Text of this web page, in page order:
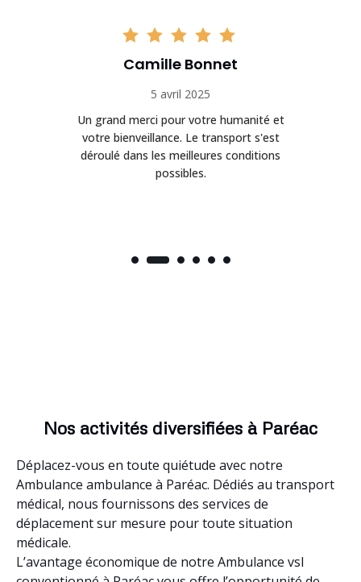
Camille Bonnet
5 avril 2025
Un grand merci pour votre humanité et
votre bienveillance. Le transport s'est
déroulé dans les meilleures conditions
possibles.
Nos activités diversifiées à Paréac
Déplacez-vous en toute quiétude avec notre
Ambulance ambulance à Paréac. Dédiés au transport
médical, nous fournissons des services de
déplacement sur mesure pour toute situation
médicale.
L’avantage économique de notre Ambulance vsl